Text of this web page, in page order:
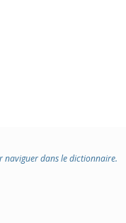
naviguer dans le dictionnaire.